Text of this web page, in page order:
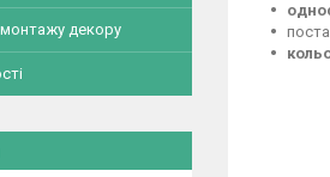
декору